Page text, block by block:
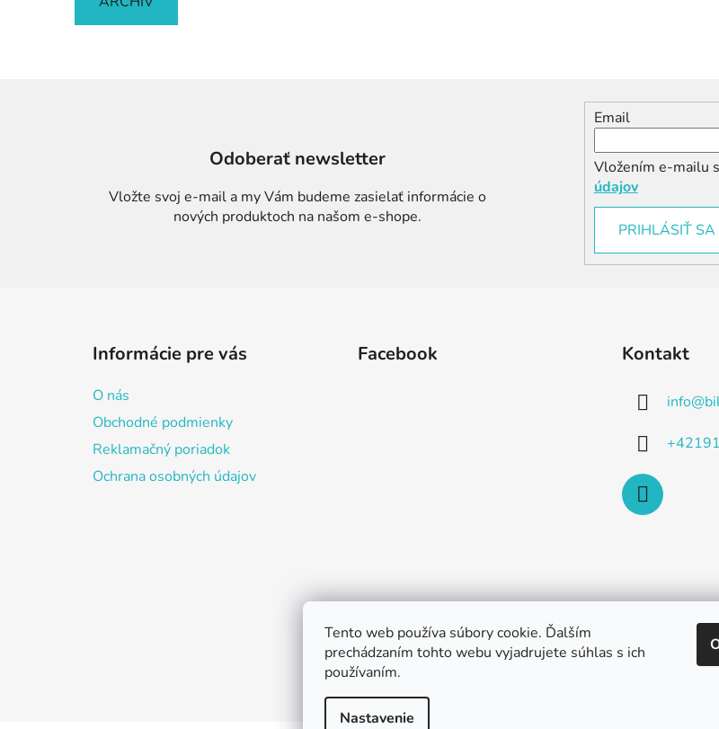
Tento web používa súbory cookie. Ďalším
prechádzaním tohto webu vyjadrujete súhlas s ich
používaním.
Nastavenie
Odoberať newsletter
Vložte svoj e-mail a my Vám budeme zasielať informácie o
nových produktoch na našom e-shope.
Email
Vložením e-mailu
údajov
PRIHLÁSIŤ SA
Informácie pre vás
O nás
Obchodné podmienky
Reklamačný poriadok
Ochrana osobných údajov
Facebook Kontakt
info@